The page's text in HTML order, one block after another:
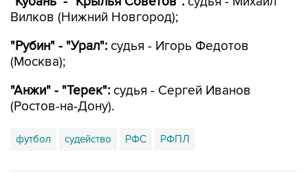
Вилков (Нижний Новгород);
"Рубин" - "Урал": судья - Игорь Федотов
(Москва);
"Анжи" - "Терек": судья - Сергей Иванов
(Ростов-на-Дону).
футбол судейство РФС РФПЛ